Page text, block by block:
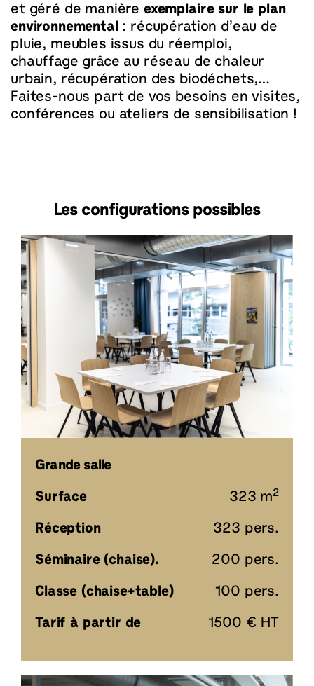
et géré de manière exemplaire sur le plan
environnemental : récupération d’eau de
pluie, meubles issus du réemploi,
chauffage grâce au réseau de chaleur
urbain, récupération des biodéchets,…
Faites-nous part de vos besoins en visites,
conférences ou ateliers de sensibilisation !
Les configurations possibles
Grande salle
Surface 323 m2
Réception 323 pers.
Séminaire (chaise). 200 pers.
Classe (chaise+table) 100 pers.
Tarif à partir de 1500 € HT